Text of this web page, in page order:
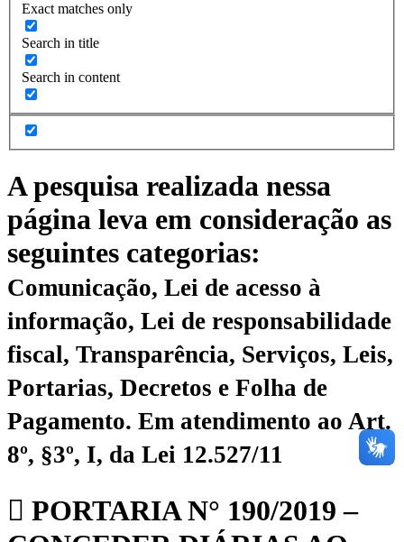
Exact matches only
Search in title
Search in content
A pesquisa realizada nessa
página leva em consideração as
seguintes categorias:
Comunicação, Lei de acesso à
informação, Lei de responsabilidade
fiscal, Transparência, Serviços, Leis,
Portarias, Decretos e Folha de
Pagamento. Em atendimento ao Art.
8º, §3º, I, da Lei 12.527/11
PORTARIA N° 190/2019 –